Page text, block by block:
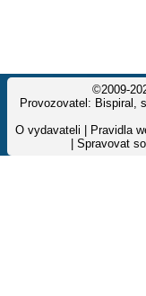
©2009-
Provozovatel: Bispiral,
O vydavateli
Pravidla
Spravovat